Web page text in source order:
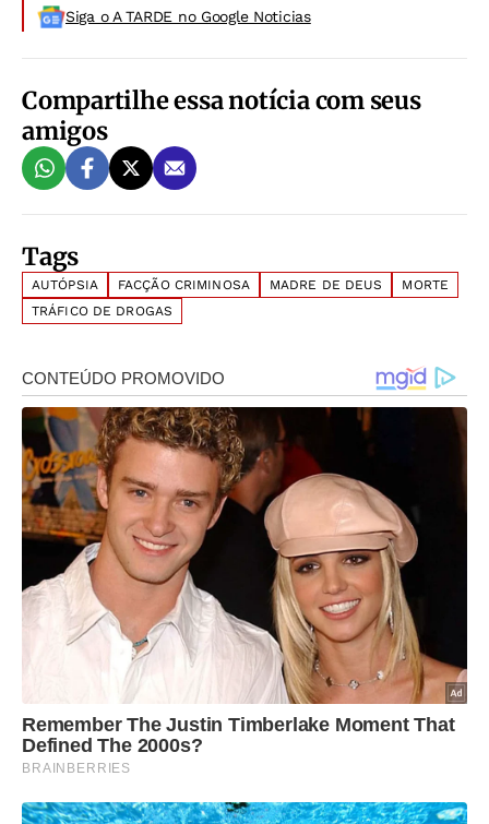
Siga o A TARDE no Google Noticias
Compartilhe essa notícia com seus
amigos
Tags
AUTÓPSIA FACÇÃO CRIMINOSA MADRE DE DEUS
MORTE
TRÁFICO DE DROGAS